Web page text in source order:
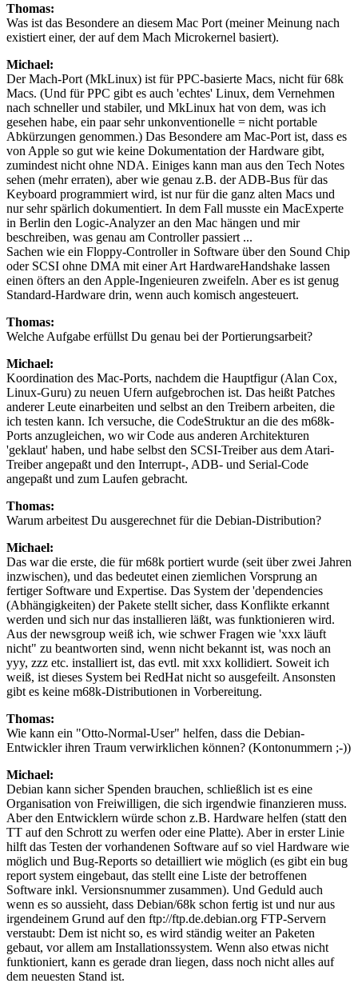
Thomas:
Was ist das Besondere an diesem Mac Port (meiner Meinung nach
existiert einer, der auf dem Mach Microkernel basiert).
Michael:
Der Mach-Port (MkLinux) ist für PPC-basierte Macs, nicht für 68k
Macs. (Und für PPC gibt es auch 'echtes' Linux, dem Vernehmen
nach schneller und stabiler, und MkLinux hat von dem, was ich
gesehen habe, ein paar sehr unkonventionelle = nicht portable
Abkürzungen genommen.) Das Besondere am Mac-Port ist, dass es
von Apple so gut wie keine Dokumentation der Hardware gibt,
zumindest nicht ohne NDA. Einiges kann man aus den Tech Notes
sehen (mehr erraten), aber wie genau z.B. der ADB-Bus für das
Keyboard programmiert wird, ist nur für die ganz alten Macs und
nur sehr spärlich dokumentiert. In dem Fall musste ein MacExperte
in Berlin den Logic-Analyzer an den Mac hängen und mir
beschreiben, was genau am Controller passiert ...
Sachen wie ein Floppy-Controller in Software über den Sound Chip
oder SCSI ohne DMA mit einer Art HardwareHandshake lassen
einen öfters an den Apple-Ingenieuren zweifeln. Aber es ist genug
Standard-Hardware drin, wenn auch komisch angesteuert.
Thomas:
Welche Aufgabe erfüllst Du genau bei der Portierungsarbeit?
Michael:
Koordination des Mac-Ports, nachdem die Hauptfigur (Alan Cox,
Linux-Guru) zu neuen Ufern aufgebrochen ist. Das heißt Patches
anderer Leute einarbeiten und selbst an den Treibern arbeiten, die
ich testen kann. Ich versuche, die CodeStruktur an die des m68k-
Ports anzugleichen, wo wir Code aus anderen Architekturen
'geklaut' haben, und habe selbst den SCSI-Treiber aus dem Atari-
Treiber angepaßt und den Interrupt-, ADB- und Serial-Code
angepaßt und zum Laufen gebracht.
Thomas:
Warum arbeitest Du ausgerechnet für die Debian-Distribution?
Michael:
Das war die erste, die für m68k portiert wurde (seit über zwei Jahren
inzwischen), und das bedeutet einen ziemlichen Vorsprung an
fertiger Software und Expertise. Das System der 'dependencies
(Abhängigkeiten) der Pakete stellt sicher, dass Konflikte erkannt
werden und sich nur das installieren läßt, was funktionieren wird.
Aus der newsgroup weiß ich, wie schwer Fragen wie 'xxx läuft
nicht" zu beantworten sind, wenn nicht bekannt ist, was noch an
yyy, zzz etc. installiert ist, das evtl. mit xxx kollidiert. Soweit ich
weiß, ist dieses System bei RedHat nicht so ausgefeilt. Ansonsten
gibt es keine m68k-Distributionen in Vorbereitung.
Thomas:
Wie kann ein "Otto-Normal-User" helfen, dass die Debian-
Entwickler ihren Traum verwirklichen können? (Kontonummern ;-))
Michael:
Debian kann sicher Spenden brauchen, schließlich ist es eine
Organisation von Freiwilligen, die sich irgendwie finanzieren muss.
Aber den Entwicklern würde schon z.B. Hardware helfen (statt den
TT auf den Schrott zu werfen oder eine Platte). Aber in erster Linie
hilft das Testen der vorhandenen Software auf so viel Hardware wie
möglich und Bug-Reports so detailliert wie möglich (es gibt ein bug
report system eingebaut, das stellt eine Liste der betroffenen
Software inkl. Versionsnummer zusammen). Und Geduld auch
wenn es so aussieht, dass Debian/68k schon fertig ist und nur aus
irgendeinem Grund auf den ftp://ftp.de.debian.org FTP-Servern
verstaubt: Dem ist nicht so, es wird ständig weiter an Paketen
gebaut, vor allem am Installationssystem. Wenn also etwas nicht
funktioniert, kann es gerade dran liegen, dass noch nicht alles auf
dem neuesten Stand ist.